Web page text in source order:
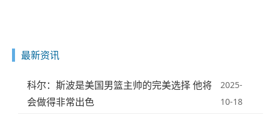
最新资讯
科尔：斯波是美国男篮主帅的完美选择 他将
会做得非常出色
2025-
10-18